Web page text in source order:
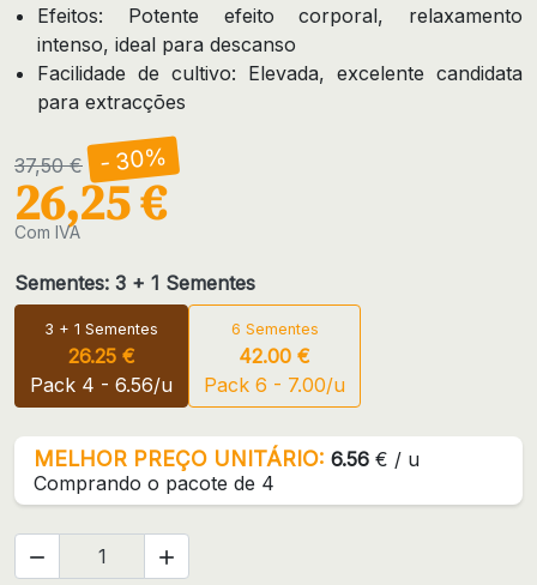
Efeitos: Potente efeito corporal, relaxamento
intenso, ideal para descanso
Facilidade de cultivo: Elevada, excelente candidata
para extracções
37,50 € - 30%
26,25 €
Com IVA
Sementes: 3 + 1 Sementes
3 + 1 Sementes
26.25 €
Pack 4 - 6.56/u
6 Sementes
42.00 €
Pack 6 - 7.00/u
MELHOR PREÇO UNITÁRIO: 6.56 € / u
Comprando o pacote de 4
 